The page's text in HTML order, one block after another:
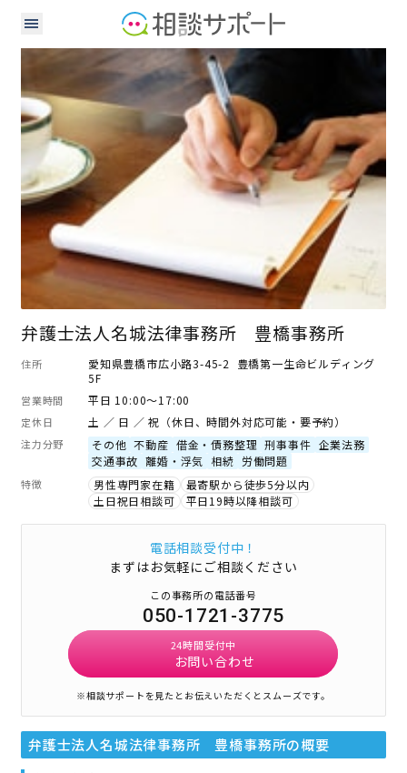
弁護士法人名城法律事務所 豊橋事務所
住所
愛知県豊橋市広小路3-45-2 豊橋第一生命ビルディング
5F
営業時間 平日 10:00～17:00
定休日 土 ／ 日 ／ 祝（休日、時間外対応可能・要予約）
注力分野 その他 不動産 借金・債務整理 刑事事件 企業法務
交通事故 離婚・浮気 相続 労働問題
特徴 男性専門家在籍
最寄駅から徒歩5分以内
土日祝日相談可
平日19時以降相談可
電話相談受付中！
まずはお気軽にご相談ください
この事務所の電話番号
050-1721-3775
24時間受付中
お問い合わせ
※相談サポートを見たとお伝えいただくとスムーズです。
弁護士法人名城法律事務所 豊橋事務所の概要